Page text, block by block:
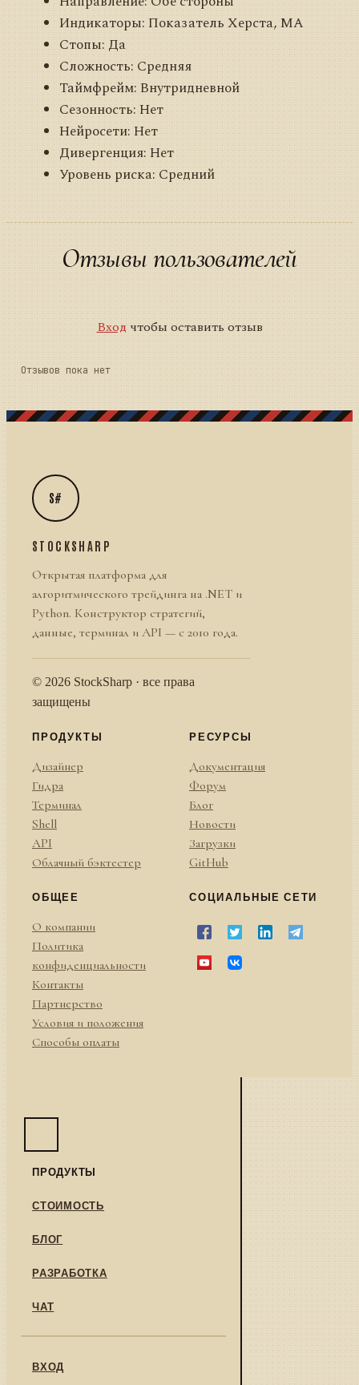
Индикаторы: Показатель Херста, MA
Стопы: Да
Сложность: Средняя
Таймфрейм: Внутридневной
Сезонность: Нет
Нейросети: Нет
Дивергенция: Нет
Уровень риска: Средний
Отзывы пользователей
Вход чтобы оставить отзыв
Отзывов пока нет
S#
STOCKSHARP
Открытая платформа для
алгоритмического трейдинга на .NET и
Python. Конструктор стратегий,
данные, терминал и API — с 2010 года.
© 2026 StockSharp · все права
защищены
ПРОДУКТЫ
Дизайнер
Гидра
Терминал
Shell
API
Облачный бэктестер
РЕСУРСЫ
Документация
Форум
Блог
Новости
Загрузки
GitHub
ОБЩЕЕ
О компании
Политика
конфиденциальности
Контакты
Партнерство
Условия и положения
Способы оплаты
СОЦИАЛЬНЫЕ СЕТИ
ПРОДУКТЫ
СТОИМОСТЬ
БЛОГ
РАЗРАБОТКА
ЧАТ
ВХОД